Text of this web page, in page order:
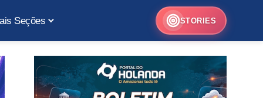
Seções STORIES